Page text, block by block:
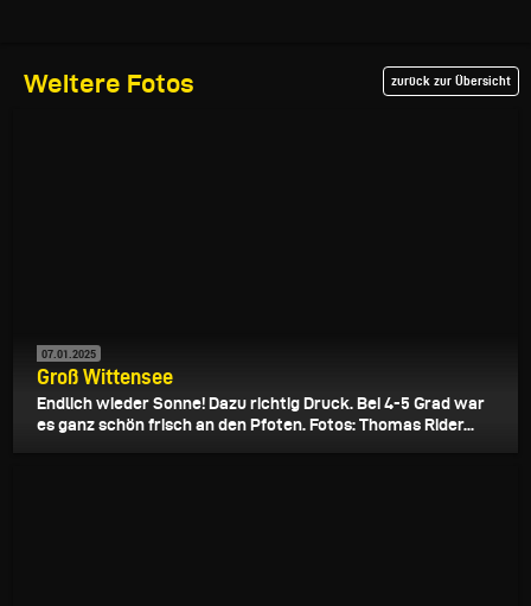
Weitere Fotos zurück zur Übersicht
07.01.2025
Groß Wittensee
Endlich wieder Sonne! Dazu richtig Druck. Bei 4-5 Grad war
es ganz schön frisch an den Pfoten. Fotos: Thomas Rider...